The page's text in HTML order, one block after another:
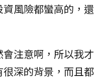
風險都蠻高的，還
注意啊，所以我才
深的背景，而且都